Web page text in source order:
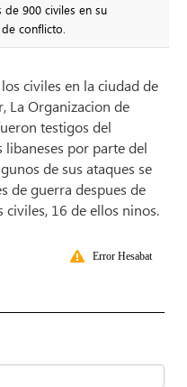
900 civiles en su
conflicto.
civiles en la ciudad de
La Organizacion de
testigos del
libaneses por parte del
de sus ataques se
de guerra despues de
16 de ellos ninos.
Error Hesabat